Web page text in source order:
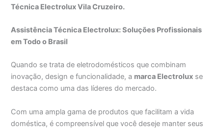
Técnica Electrolux Vila Cruzeiro.
Assistência Técnica Electrolux: Soluções Profissionais
em Todo o Brasil
Quando se trata de eletrodomésticos que combinam
inovação, design e funcionalidade, a marca Electrolux se
destaca como uma das líderes do mercado.
Com uma ampla gama de produtos que facilitam a vida
doméstica, é compreensível que você deseje manter seus